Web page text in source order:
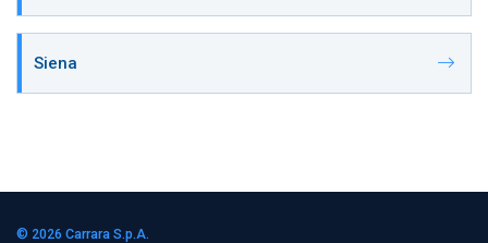
Siena
© 2026 Carrara S.p.A.